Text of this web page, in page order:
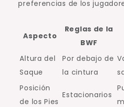
preferencias de los
Aspecto
Reglas de la
BWF
Altura del
Saque
Por debajo de
la cintura
Posición
de los Pies
Estacionarios